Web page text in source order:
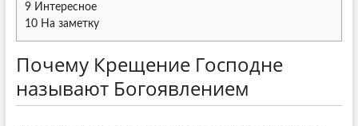
9Интересное
10На заметку
Почему Крещение Господне
называют Богоявлением